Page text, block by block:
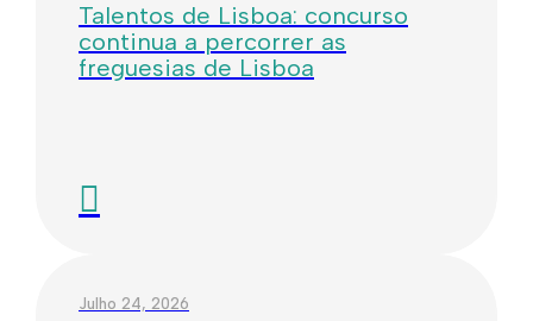
Talentos de Lisboa: concurso
continua a percorrer as
freguesias de Lisboa
Julho 24, 2026